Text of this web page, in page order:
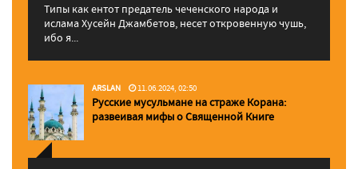
Типы как ентот предатель чеченского народа и
ислама Хусейн Джамбетов, несет откровенную чушь,
ибо я...
ARSLAN 11.06.2024, 02:50
Русские мусульмане на страже Корана:
pазвеивая мифы о Священной Книге